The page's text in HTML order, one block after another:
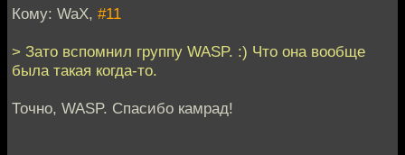
Кому: WaX, #11
> Зато вспомнил группу WASP. :) Что она вообще
была такая когда-то.
Точно, WASP. Спасибо камрад!